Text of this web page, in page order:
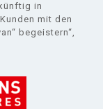
in
mit den
begeistern“,